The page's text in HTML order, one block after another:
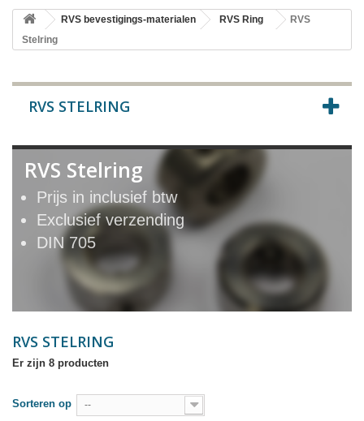
RVS bevestigings-materialen RVS Ring
RVS
Stelring
RVS STELRING
RVS Stelring
Prijs in inclusief btw
Exclusief verzending
DIN 705
RVS STELRING
Er zijn 8 producten
Sorteren op --